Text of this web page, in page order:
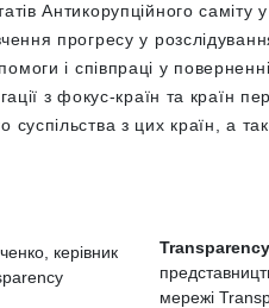
Антикорупційного
прогресу у
і співпраці у
з фокус-країн та країн
суспільства з цих країн, а
керівник
мережі